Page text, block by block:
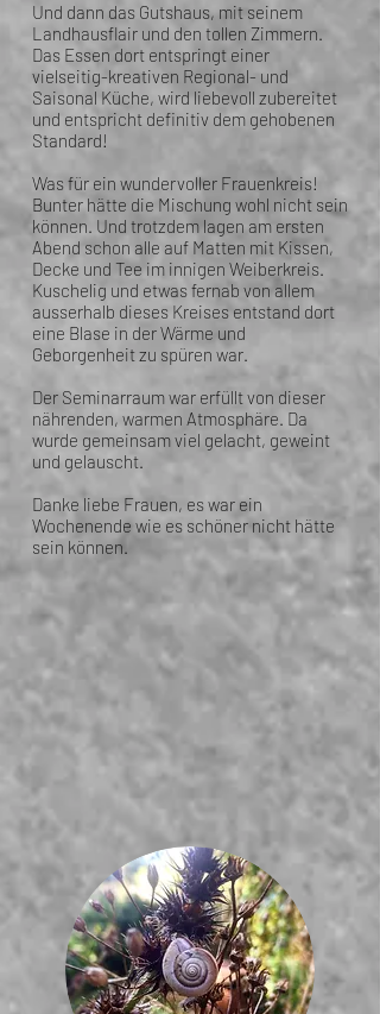
Und dann das Gutshaus, mit seinem
Landhausflair und den tollen Zimmern.
Das Essen dort entspringt einer
vielseitig-kreativen Regional- und
Saisonal Küche, wird liebevoll zubereitet
und entspricht definitiv dem gehobenen
Standard!
Was für ein wundervoller Frauenkreis!
Bunter hätte die Mischung wohl nicht sein
können. Und trotzdem lagen am ersten
Abend schon alle auf Matten mit Kissen,
Decke und Tee im innigen Weiberkreis.
Kuschelig und etwas fernab von allem
ausserhalb dieses Kreises entstand dort
eine Blase in der Wärme und
Geborgenheit zu spüren war.
Der Seminarraum war erfüllt von dieser
nährenden, warmen Atmosphäre. Da
wurde gemeinsam viel gelacht, geweint
und gelauscht.
Danke liebe Frauen, es war ein
Wochenende wie es schöner nicht hätte
sein können.